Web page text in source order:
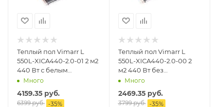
Теплый пол Vimarr L
550L-XICA440-2.0-01 2 м2
440 Вт с белым
механическим
терморегулятором
Много
4159.35 руб.
6399руб. -35%
Теплый пол Vimarr L
550L-XICA440-2.0-00 2
м2 440 Вт без
терморегулятора
Много
2469.35руб.
3799руб. -35%